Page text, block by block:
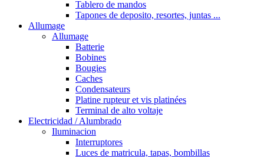
Tablero de mandos
Tapones de deposito, resortes, juntas ...
Allumage
Allumage
Batterie
Bobines
Bougies
Caches
Condensateurs
Platine rupteur et vis platinées
Terminal de alto voltaje
Electricidad / Alumbrado
Iluminacion
Interruptores
Luces de matricula, tapas, bombillas